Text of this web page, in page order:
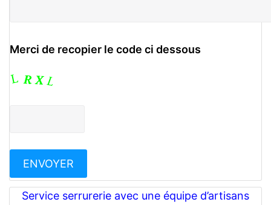
Merci de recopier le code ci dessous
Service serrurerie avec une équipe d’artisans